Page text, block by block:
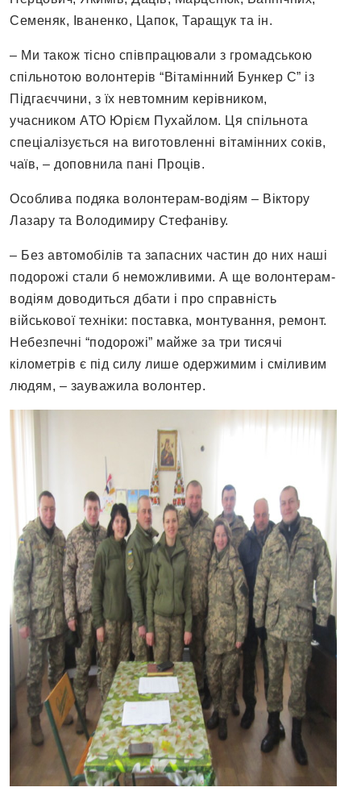
Семеняк, Іваненко, Цапок, Таращук та ін.
– Ми також тісно співпрацювали з громадською
спільнотою волонтерів “Вітамінний Бункер С” із
Підгаєччини, з їх невтомним керівником,
учасником АТО Юрієм Пухайлом. Ця спільнота
спеціалізується на виготовленні вітамінних соків,
чаїв, – доповнила пані Проців.
Особлива подяка волонтерам-водіям – Віктору
Лазару та Володимиру Стефаніву.
– Без автомобілів та запасних частин до них наші
подорожі стали б неможливими. А ще волонтерам-
водіям доводиться дбати і про справність
військової техніки: поставка, монтування, ремонт.
Небезпечні “подорожі” майже за три тисячі
кілометрів є під силу лише одержимим і сміливим
людям, – зауважила волонтер.